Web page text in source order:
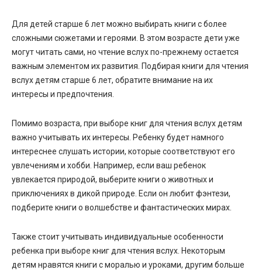
Для детей старше 6 лет можно выбирать книги с более
сложными сюжетами и героями. В этом возрасте дети уже
могут читать сами, но чтение вслух по-прежнему остается
важным элементом их развития. Подбирая книги для чтения
вслух детям старше 6 лет, обратите внимание на их
интересы и предпочтения.
Помимо возраста, при выборе книг для чтения вслух детям
важно учитывать их интересы. Ребенку будет намного
интереснее слушать истории, которые соответствуют его
увлечениям и хобби. Например, если ваш ребенок
увлекается природой, выберите книги о животных и
приключениях в дикой природе. Если он любит фэнтези,
подберите книги о волшебстве и фантастических мирах.
Также стоит учитывать индивидуальные особенности
ребенка при выборе книг для чтения вслух. Некоторым
детям нравятся книги с моралью и уроками, другим больше